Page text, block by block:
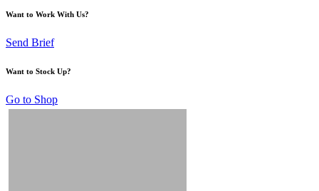
Want to Work With Us?
Send Brief
Want to Stock Up?
Go to Shop